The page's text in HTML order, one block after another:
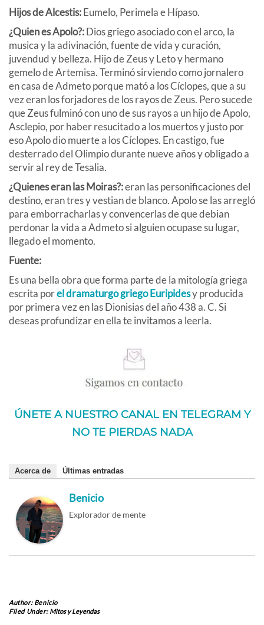
Hijos de Alcestis:Eumelo, Perimela e Hípaso.
¿Quien es Apolo?:Dios griego asociado con el arco, la
musica y la adivinación, fuente de vida y curación,
juvendud y belleza. Hijo de Zeus y Leto y hermano
gemelo de Artemisa. Terminó sirviendo como jornalero
en casa de Admeto porque mató a los Cíclopes, que a su
vez eran los forjadores de los rayos de Zeus. Pero sucede
que Zeus fulminó con uno de sus rayos a un hijo de Apolo,
Asclepio, por haber resucitado a los muertos y justo por
eso Apolo dio muerte a los Cíclopes. En castigo, fue
desterrado del Olimpio durante nueve años y obligado a
servir al rey de Tesalia.
¿Quienes eran las Moiras?:eran las personificaciones del
destino, eran tres y vestian de blanco. Apolo se las arregló
para emborracharlas y convencerlas de que debian
perdonar la vida a Admeto si alguien ocupase su lugar,
llegado el momento.
Fuente:
Es una bella obra que forma parte de la mitología griega
escrita porel dramaturgo griego Euripidesy producida
por primera vez en las Dionisias del año 438 a. C. Si
deseas profundizar en ella te invitamos a leerla.
ÚNETE A NUESTRO CANAL EN TELEGRAM Y
NO TE PIERDAS NADA
Acerca de Últimas entradas
Benicio
Explorador de mente
Author: Benicio
Filed Under: Mitos y Leyendas